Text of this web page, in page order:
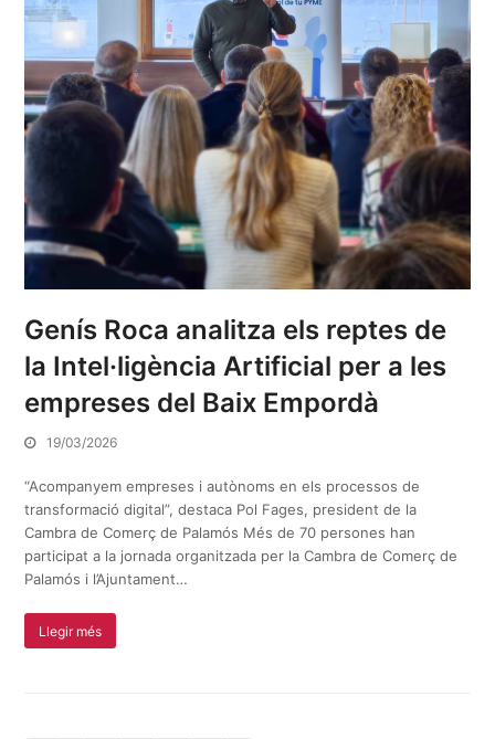
Genís Roca analitza els reptes de
la Intel·ligència Artificial per a les
empreses del Baix Empordà
19/03/2026
“Acompanyem empreses i autònoms en els processos de
transformació digital”, destaca Pol Fages, president de la
Cambra de Comerç de Palamós Més de 70 persones han
participat a la jornada organitzada per la Cambra de Comerç de
Palamós i l’Ajuntament…
Llegir més